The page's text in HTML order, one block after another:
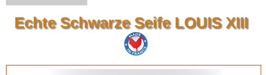
Echte Schwarze Seife LOUIS XIII